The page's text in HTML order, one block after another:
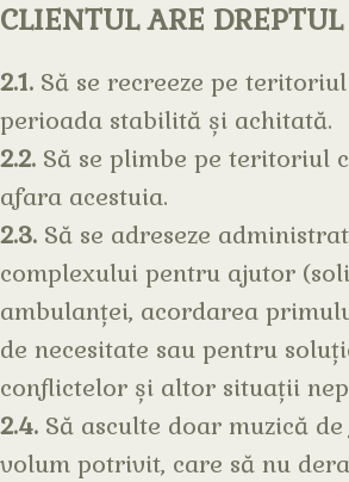
CLIENTUL ARE DREPTUL
2.1. Să se recreeze pe
perioada stabilită și achitată.
2.2. Să se plimbe pe teritoriul
afara acestuia.
2.3. Să se adreseze
complexului pentru ajutor
ambulanței, acordarea
de necesitate sau pentru
conflictelor și altor situații
2.4. Să asculte doar muzică
volum potrivit, care să nu